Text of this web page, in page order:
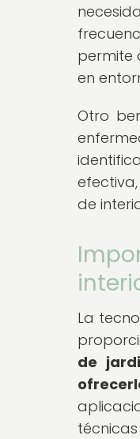
permite
en
Otro
de
La
de